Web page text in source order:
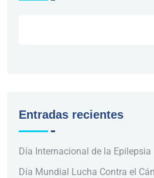
Entradas recientes
Día Internacional de la Epilepsia
Día Mundial Lucha Contra el